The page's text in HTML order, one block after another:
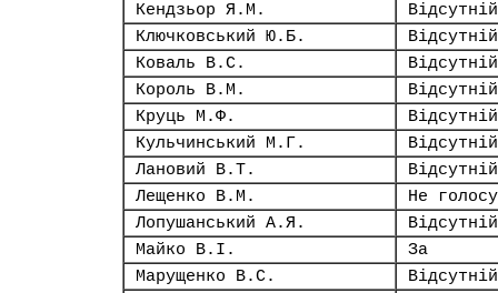
Кендзьор Я.М.
Відсутній
Ключковський Ю.Б.
Відсутній
Коваль В.С.
Відсутній
Король В.М.
Відсутній
Круць М.Ф.
Відсутній
Кульчинський М.Г.
Відсутній
Лановий В.Т.
Відсутній
Лещенко В.М.
Не
Лопушанський А.Я.
Відсутній
Майко В.І.
За
Марущенко В.С.
Відсутній